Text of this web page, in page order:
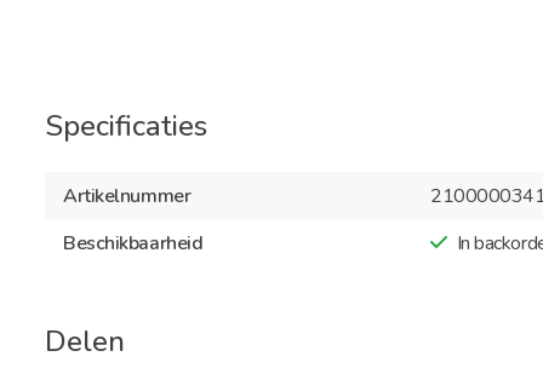
Specificaties
Artikelnummer
Beschikbaarheid
In
Delen